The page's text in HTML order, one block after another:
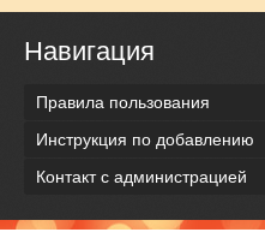
Навигация
Правила пользования
Инструкция по добавлению
Контакт с администрацией